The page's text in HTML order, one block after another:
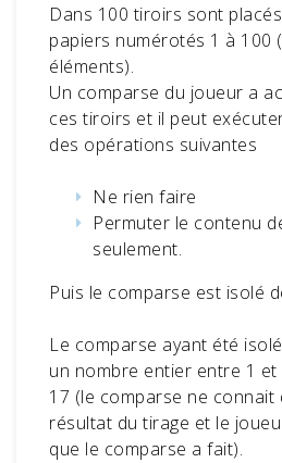
Dans 100 tiroirs sont
papiers numérotés 1 à 100
éléments).
Un comparse du joueur a
ces tiroirs et il peut exécuter
des opérations suivantes
Ne rien faire
Permuter le contenu
seulement.
Puis le comparse est isolé
Le comparse ayant été
un nombre entier entre 1 et
17 (le comparse ne connait
résultat du tirage et le
que le comparse a fait).